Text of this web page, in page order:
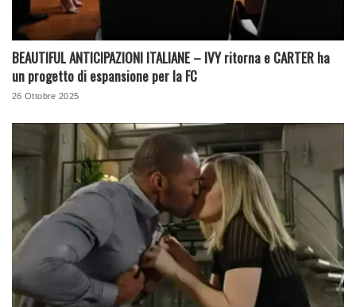
BEAUTIFUL ANTICIPAZIONI ITALIANE – IVY ritorna e CARTER ha
un progetto di espansione per la FC
26 Ottobre 2025